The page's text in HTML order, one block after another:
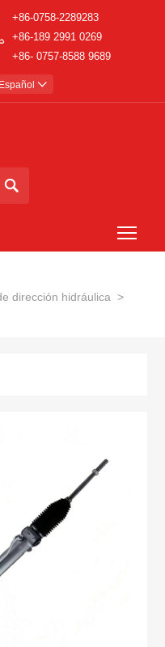
+86-0758-2289283
+86-189 2991 0269
+86- 0757-8588 9689
Español 

dirección hidráulica >